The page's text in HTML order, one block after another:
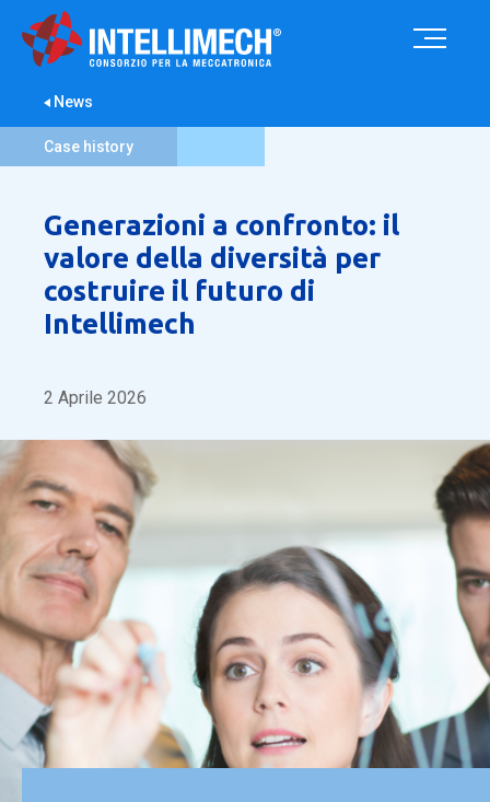
News
Case history
Generazioni a confronto: il
valore della diversità per
costruire il futuro di
Intellimech
2 Aprile 2026